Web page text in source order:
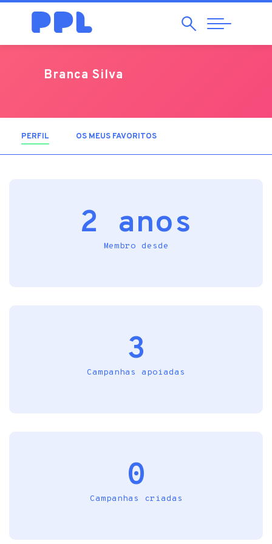
Pesquisar
Abrir
Navegação
Branca Silva
PERFIL (SEPARADOR ATIVO)
OS MEUS FAVORITOS
2 anos
Membro desde
3
Campanhas apoiadas
0
Campanhas criadas